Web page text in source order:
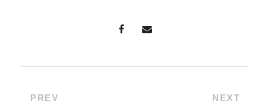
PREV NEXT